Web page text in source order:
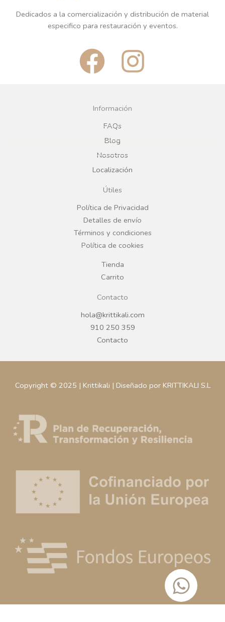
Dedicados a la comercialización y distribución de material
especifico para restauración y eventos.
F
a
c
e
b
o
o
k
I
n
g
r
a
Información
FAQs
Blog
Nosotros
Localización
Útiles
Política de Privacidad
Detalles de envío
Términos y condiciones
Política de cookies
Tienda
Carrito
Contacto
hola@krittikali.com
910 250 359
Contacto
Copyright © 2025 | Krittikali | Diseñado por KRITTIKALI S.L